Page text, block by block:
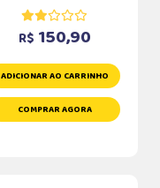
R$ 150,90
ADICIONAR AO CARRINHO
COMPRAR AGORA